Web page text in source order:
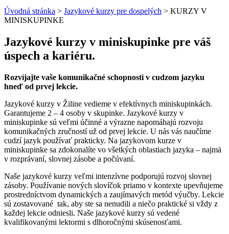
Úvodná stránka > Jazykové kurzy pre dospelých > KURZY V
MINISKUPINKE
Jazykové kurzy v miniskupinke pre váš
úspech a kariéru.
Rozvíjajte vaše komunikačné schopnosti v cudzom jazyku
hneď od prvej lekcie.
Jazykové kurzy v Žiline vedieme v efektívnych miniskupinkách.
Garantujeme 2 – 4 osoby v skupinke. Jazykové kurzy v
miniskupinke sú veľmi účinné a výrazne napomáhajú rozvoju
komunikačných zručností už od prvej lekcie. U nás vás naučíme
cudzí jazyk používať prakticky. Na jazykovom kurze v
miniskupinke sa zdokonalíte vo všetkých oblastiach jazyka – najmä
v rozprávaní, slovnej zásobe a počúvaní.
Naše jazykové kurzy veľmi intenzívne podporujú rozvoj slovnej
zásoby. Používanie nových slovíčok priamo v kontexte upevňujeme
prostredníctvom dynamických a zaujímavých metód výučby. Lekcie
sú zostavované tak, aby ste sa nenudili a niečo praktické si vždy z
každej lekcie odniesli. Naše jazykové kurzy sú vedené
kvalifikovanými lektormi s dlhoročnými skúsenosťami.